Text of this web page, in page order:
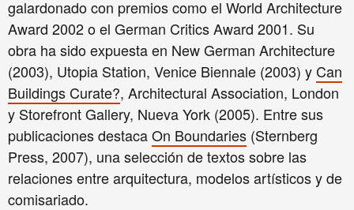
galardonado con premios como el World Architecture
Award 2002 o el German Critics Award 2001. Su
obra ha sido expuesta en New German Architecture
(2003), Utopia Station, Venice Biennale (2003) y Can
Buildings Curate?, Architectural Association, London
y Storefront Gallery, Nueva York (2005). Entre sus
publicaciones destacaOn Boundaries (Sternberg
Press, 2007), una selección de textos sobre las
relaciones entre arquitectura, modelos artísticos y de
comisariado.